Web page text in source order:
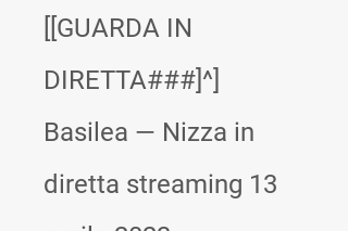
[[GUARDA IN
DIRETTA###]^]
Basilea — Nizza in
diretta streaming 13